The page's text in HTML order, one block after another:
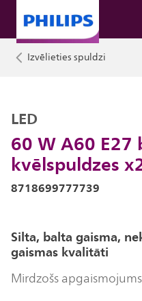
Izvēlieties spuldzi
60 W A60 E27
kvēlspuldzes
LED
8718699777739
Silta, balta gaisma,
gaismas kvalitāti
Mirdzošs